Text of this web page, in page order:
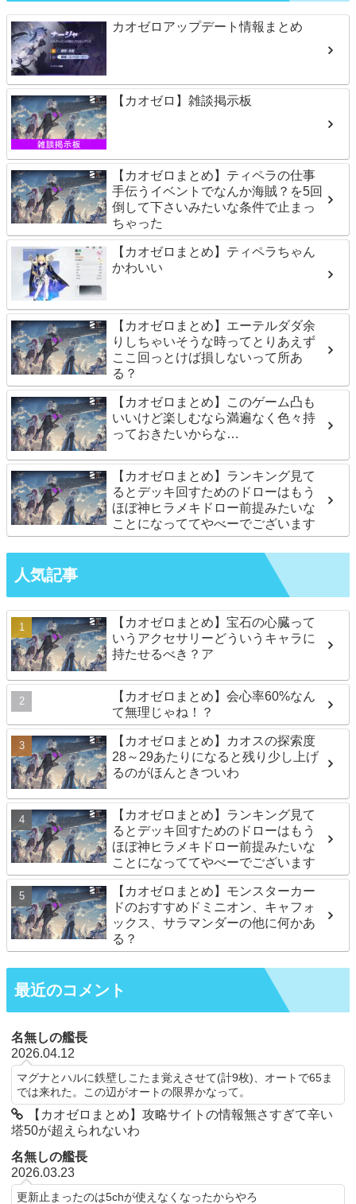
カオゼロアップデート情報まとめ
【カオゼロ】雑談掲示板
【カオゼロまとめ】ティペラの仕事
手伝うイベントでなんか海賊？を5回
倒して下さいみたいな条件で止まっ
ちゃった
【カオゼロまとめ】ティペラちゃん
かわいい
【カオゼロまとめ】エーテルダダ余
りしちゃいそうな時ってとりあえず
ここ回っとけば損しないって所あ
る？
【カオゼロまとめ】このゲーム凸も
いいけど楽しむなら満遍なく色々持
っておきたいからな…
【カオゼロまとめ】ランキング見て
るとデッキ回すためのドローはもう
ほぼ神ヒラメキドロー前提みたいな
ことになっててやべーでございます
人気記事
【カオゼロまとめ】宝石の心臓って
いうアクセサリーどういうキャラに
持たせるべき？ア
【カオゼロまとめ】会心率60%なん
て無理じゃね！？
【カオゼロまとめ】カオスの探索度
28～29あたりになると残り少し上げ
るのがほんときついわ
【カオゼロまとめ】ランキング見て
るとデッキ回すためのドローはもう
ほぼ神ヒラメキドロー前提みたいな
ことになっててやべーでございます
【カオゼロまとめ】モンスターカー
ドのおすすめドミニオン、キャフォ
ックス、サラマンダーの他に何かあ
る？
最近のコメント
名無しの艦長
2026.04.12
マグナとハルに鉄壁しこたま覚えさせて(計9枚)、オートで65ま
では来れた。この辺がオートの限界かなって。
【カオゼロまとめ】攻略サイトの情報無さすぎて辛い
塔50が超えられないわ
名無しの艦長
2026.03.23
更新止まったのは5chが使えなくなったからやろ